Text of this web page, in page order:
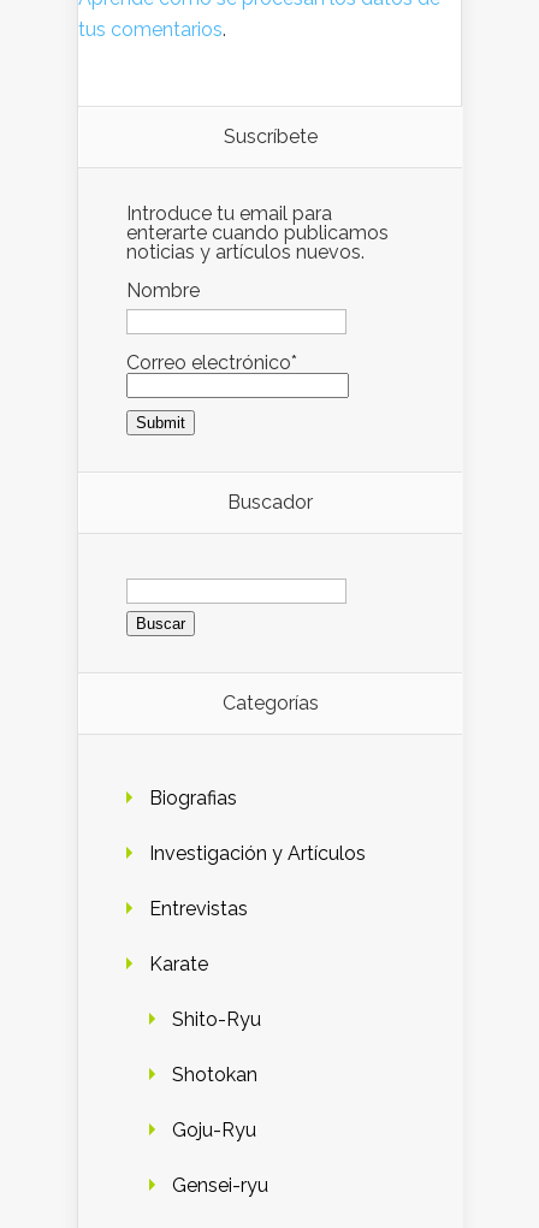
tus comentarios.
Suscríbete
Introduce tu email para
enterarte cuando publicamos
noticias y artículos nuevos.
Nombre
Correo electrónico*
Buscador
Buscar:
Categorías
Biografias
Investigación y Artículos
Entrevistas
Karate
Shito-Ryu
Shotokan
Goju-Ryu
Gensei-ryu